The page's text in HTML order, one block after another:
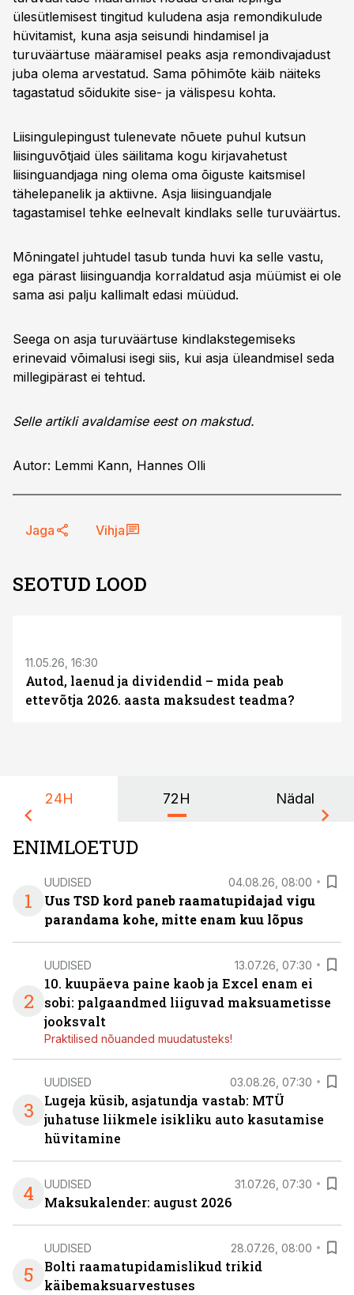
ülesütlemisest tingitud kuludena asja remondikulude
hüvitamist, kuna asja seisundi hindamisel ja
turuväärtuse määramisel peaks asja remondivajadust
juba olema arvestatud. Sama põhimõte käib näiteks
tagastatud sõidukite sise- ja välispesu kohta.
Liisingulepingust tulenevate nõuete puhul kutsun
liisinguvõtjaid üles säilitama kogu kirjavahetust
liisinguandjaga ning olema oma õiguste kaitsmisel
tähelepanelik ja aktiivne. Asja liisinguandjale
tagastamisel tehke eelnevalt kindlaks selle turuväärtus.
Mõningatel juhtudel tasub tunda huvi ka selle vastu,
ega pärast liisinguandja korraldatud asja müümist ei ole
sama asi palju kallimalt edasi müüdud.
Seega on asja turuväärtuse kindlakstegemiseks
erinevaid võimalusi isegi siis, kui asja üleandmisel seda
millegipärast ei tehtud.
Selle artikli avaldamise eest on makstud.
Autor: Lemmi Kann, Hannes Olli
Jaga Vihja
SEOTUD LOOD
11.05.26, 16:30
Autod, laenud ja dividendid – mida peab
ettevõtja 2026. aasta maksudest teadma?
24H 72H Nädal
ENIMLOETUD
1
UUDISED 04.08.26, 08:00
Uus TSD kord paneb raamatupidajad vigu
parandama kohe, mitte enam kuu lõpus
2
UUDISED 13.07.26, 07:30
10. kuupäeva paine kaob ja Excel enam ei
sobi: palgaandmed liiguvad maksuametisse
jooksvalt
Praktilised nõuanded muudatusteks!
3
UUDISED 03.08.26, 07:30
Lugeja küsib, asjatundja vastab: MTÜ
juhatuse liikmele isikliku auto kasutamise
hüvitamine
4 UUDISED 31.07.26, 07:30
Maksukalender: august 2026
5
UUDISED 28.07.26, 08:00
Bolti raamatupidamislikud trikid
käibemaksuarvestuses